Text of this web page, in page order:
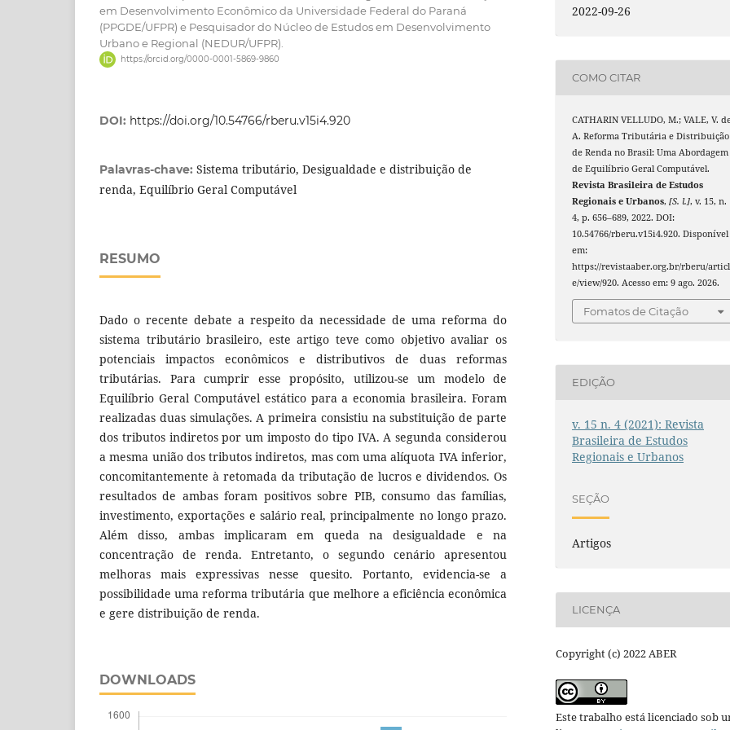
em Desenvolvimento Econômico da Universidade Federal do Paraná
(PPGDE/UFPR) e Pesquisador do Núcleo de Estudos em Desenvolvimento
Urbano e Regional (NEDUR/UFPR).
https://orcid.org/0000-0001-5869-9860
DOI: https://doi.org/10.54766/rberu.v15i4.920
Palavras-chave: Sistema tributário, Desigualdade e distribuição de
renda, Equilíbrio Geral Computável
RESUMO
Dado o recente debate a respeito da necessidade de uma reforma do
sistema tributário brasileiro, este artigo teve como objetivo avaliar os
potenciais impactos econômicos e distributivos de duas reformas
tributárias. Para cumprir esse propósito, utilizou-se um modelo de
Equilíbrio Geral Computável estático para a economia brasileira. Foram
realizadas duas simulações. A primeira consistiu na substituição de parte
dos tributos indiretos por um imposto do tipo IVA. A segunda considerou
a mesma união dos tributos indiretos, mas com uma alíquota IVA inferior,
concomitantemente à retomada da tributação de lucros e dividendos. Os
resultados de ambas foram positivos sobre PIB, consumo das famílias,
investimento, exportações e salário real, principalmente no longo prazo.
Além disso, ambas implicaram em queda na desigualdade e na
concentração de renda. Entretanto, o segundo cenário apresentou
melhoras mais expressivas nesse quesito. Portanto, evidencia-se a
possibilidade uma reforma tributária que melhore a eficiência econômica
e gere distribuição de renda.
DOWNLOADS
2022-09-26
COMO CITAR
CATHARIN VELLUDO, M.; VALE, V.
A. Reforma Tributária e Distribuição
de Renda no Brasil: Uma Abordagem
de Equilíbrio Geral Computável.
Revista Brasileira de Estudos
Regionais e Urbanos,[S. l.], v. 15, n.
4, p. 656–689, 2022. DOI:
10.54766/rberu.v15i4.920. Disponível
em:
https://revistaaber.org.br/rberu/articl
e/view/920. Acesso em: 9 ago. 2026.
Fomatos de Citação
EDIÇÃO
v. 15 n. 4 (2021): Revista
Brasileira de Estudos
Regionais e Urbanos
SEÇÃO
Artigos
LICENÇA
Copyright (c) 2022 ABER
Este trabalho está licenciado sob